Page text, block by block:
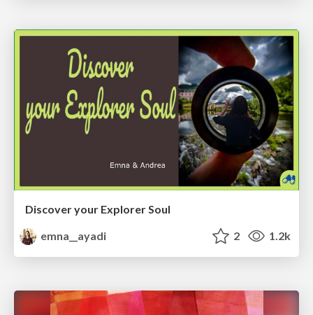
Discover your Explorer Soul
emna__ayadi
2 1.2k